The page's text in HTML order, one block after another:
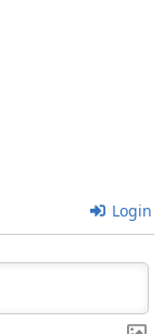
Login